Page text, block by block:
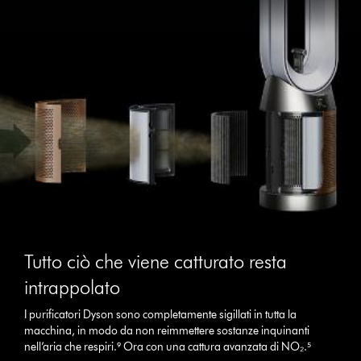
Tutto ciò che viene catturato resta
intrappolato
I purificatori Dyson sono completamente sigillati in tutta la
macchina, in modo da non reimmettere sostanze inquinanti
nell’aria che respiri.⁹ Ora con una cattura avanzata di NO₂.⁵